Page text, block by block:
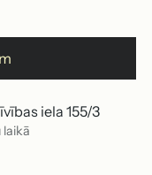
iela 155/3